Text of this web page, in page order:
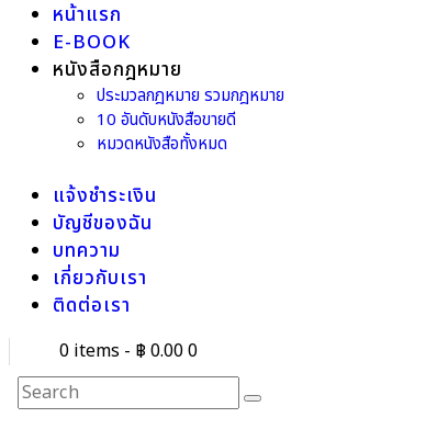
หน้าแรก
E-BOOK
หนังสือกฎหมาย
ประมวลกฎหมาย รวมกฎหมาย
10 อันดับหนังสือขายดี
หมวดหนังสือทั้งหมด
แจ้งชำระเงิน
บัญชีของฉัน
บทความ
เกี่ยวกับเรา
ติดต่อเรา
0 items - ฿ 0.000